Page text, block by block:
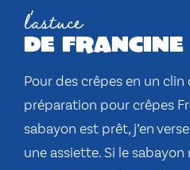
l'astuce
de francine
Pour des crêpes en un clin
préparation pour crêpes
sabayon est prêt, j’en
une assiette. Si le